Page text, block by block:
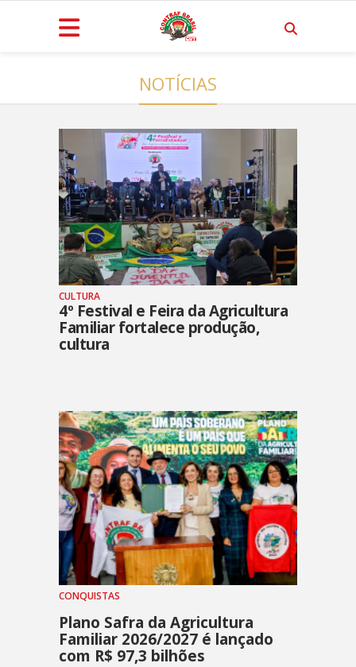
NOTÍCIAS
CULTURA
4º Festival e Feira da Agricultura
Familiar fortalece produção,
cultura
CONQUISTAS
Plano Safra da Agricultura
Familiar 2026/2027 é lançado
com R$ 97,3 bilhões